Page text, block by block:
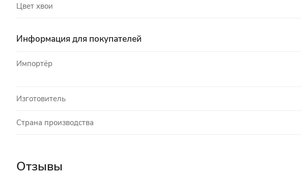
Цвет хвои
Информация для покупателей
Импортёр
Изготовитель
Страна производства
Отзывы